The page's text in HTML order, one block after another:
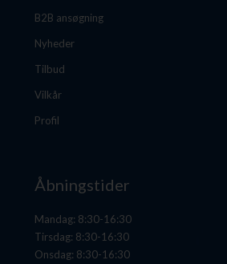
B2B ansøgning
Nyheder
Tilbud
Vilkår
Profil
Åbningstider
Mandag: 8:30-16:30
Tirsdag: 8:30-16:30
Onsdag: 8:30-16:30